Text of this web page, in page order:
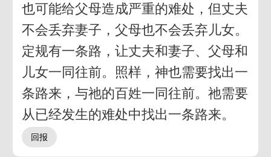
也可能给父母造成严重的难处，但丈夫
不会丢弃妻子，父母也不会丢弃儿女。
定规有一条路，让丈夫和妻子、父母和
儿女一同往前。照样，神也需要找出一
条路来，与祂的百姓一同往前。祂需要
从已经发生的难处中找出一条路来。